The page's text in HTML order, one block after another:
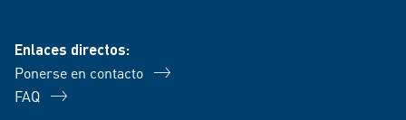
Enlaces directos:
Ponerse en contacto
FAQ